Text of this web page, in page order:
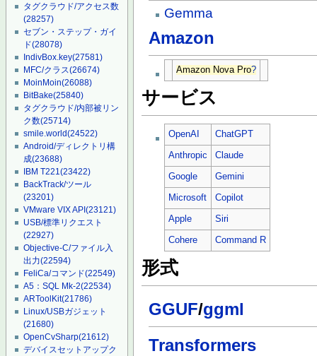
タグクラウド/アクセス数
(28257)
セブン・ステップ・ガイ
ド(28078)
IndivBox.key(27581)
MFC/クラス(26674)
MoinMoin(26088)
BitBake(25840)
タグクラウド/内部被リン
ク数(25714)
smile.world(24522)
Android/ディレクトリ構
成(23688)
IBM T221(23422)
BackTrack/ツール
(23201)
VMware VIX API(23121)
USB/標準リクエスト
(22927)
Objective-C/ファイル入
出力(22594)
FeliCa/コマンド(22549)
A5：SQL Mk-2(22534)
ARToolKit(21786)
Linux/USBガジェット
(21680)
OpenCvSharp(21612)
デバイスセットアップク
Gemma
Amazon
Amazon Nova Pro?
サービス
OpenAI ChatGPT
Anthropic Claude
Google Gemini
Microsoft Copilot
Apple Siri
Cohere Command R
形式
GGUF/ggml
Transformers